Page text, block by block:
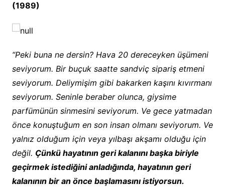
(1989)
“Peki buna ne dersin? Hava 20 dereceyken üşümeni
seviyorum. Bir buçuk saatte sandviç sipariş etmeni
seviyorum. Deliymişim gibi bakarken kaşını kıvırmanı
seviyorum. Seninle beraber olunca, giysime
parfümünün sinmesini seviyorum. Ve gece yatmadan
önce konuştuğum en son insan olmanı seviyorum. Ve
yalnız olduğum için veya yılbaşı akşamı olduğu için
değil. Çünkü hayatının geri kalanını başka biriyle
geçirmek istediğini anladığında, hayatının geri
kalanının bir an önce başlamasını istiyorsun.